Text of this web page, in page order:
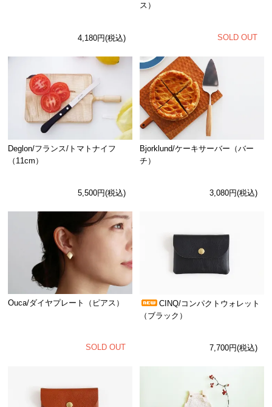
4,180円(税込)
ス）
SOLD OUT
Deglon/フランス/トマトナイフ
（11cm）
5,500円(税込)
Bjorklund/ケーキサーバー（バー
チ）
3,080円(税込)
Ouca/ダイヤプレート（ピアス）
SOLD OUT
CINQ/コンパクトウォレット
（ブラック）
7,700円(税込)